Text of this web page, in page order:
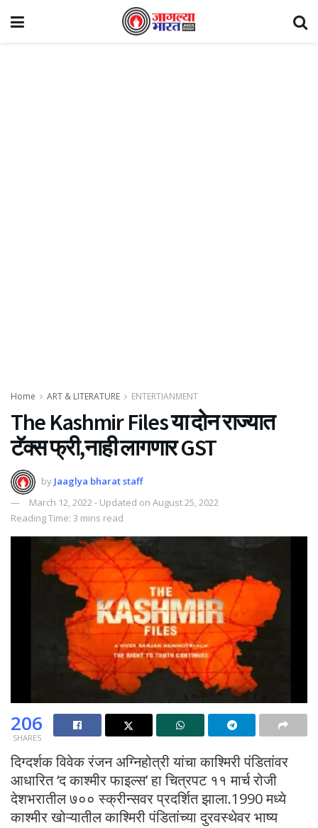
Home ART & LITERATURE ENTERTIANMENT
The Kashmir Files या दोन राज्यात
टॅक्स फ्री,नाही लागणार GST
by Jaaglya bharat staff
March 12, 2022 - Updated on August 25, 2022
Reading Time: 3 mins read
206
SHARES
दिग्दर्शक विवेक रंजन अग्निहोत्री यांचा काश्मिरी पंडितांवर
आधारित ‘द काश्मीर फाइल्स’ हा चित्रपट ११ मार्च रोजी
देशभरातील ७०० स्क्रीन्सवर प्रदर्शित झाला.1990 मध्ये
काश्मीर खोऱ्यातील काश्मिरी पंडितांच्या दुरवस्थेवर भाष्य